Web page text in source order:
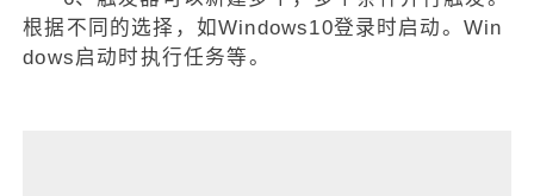
根据不同的选择，如Windows10登录时启动。Win
dows启动时执行任务等。